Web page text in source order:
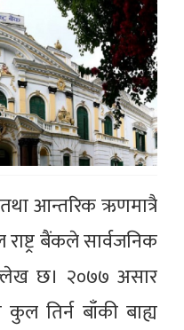
आन्तरिक ऋणमात्रै
बैंकले सार्वजनिक
छ। २०७७ असार
तिर्न बाँकी बाह्य